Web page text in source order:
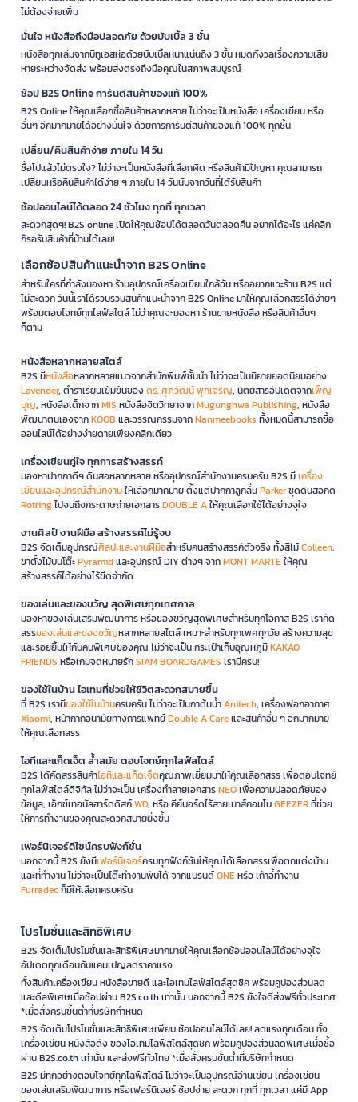
ไม่ต้องจ่ายเพิ่ม
มั่นใจ หนังสือถึงมือปลอดภัย ด้วยบับเบิ้ล 3 ชั้น
หนังสือทุกเล่มจากบีทูเอสห่อด้วยบับเบิ้ลหนาแน่นถึง 3 ชั้น หมดกังวลเรื่องความเสีย
หายระหว่างจัดส่ง พร้อมส่งตรงถึงมือคุณในสภาพสมบูรณ์
ช้อป B2S Online การันตีสินค้าของแท้ 100%
B2S Online ให้คุณเลือกซื้อสินค้าหลากหลาย ไม่ว่าจะเป็นหนังสือ เครื่องเขียน หรือ
อื่นๆ อีกมากมายได้อย่างมั่นใจ ด้วยการการันตีสินค้าของแท้ 100% ทุกชิ้น
เปลี่ยน/คืนสินค้าง่าย ภายใน 14 วัน
ซื้อไปแล้วไม่ตรงใจ? ไม่ว่าจะเป็นหนังสือที่เลือกผิด หรือสินค้ามีปัญหา คุณสามารถ
เปลี่ยนหรือคืนสินค้าได้ง่าย ๆ ภายใน 14 วันนับจากวันที่ได้รับสินค้า
ช้อปออนไลน์ได้ตลอด 24 ชั่วโมง ทุกที่ ทุกเวลา
สะดวกสุดๆ! B2S online เปิดให้คุณช้อปได้ตลอดวันตลอดคืน อยากได้อะไร แค่คลิก
ก็รอรับสินค้าที่บ้านได้เลย!
เลือกช้อปสินค้าแนะนำจาก B2S Online
สำหรับใครที่กำลังมองหา ร้านอุปกรณ์เครื่องเขียนใกล้ฉัน หรืออยากแวะร้าน B2S แต่
ไม่สะดวก วันนี้เราได้รวบรวมสินค้าแนะนำจาก B2S Online มาให้คุณเลือกสรรได้ง่ายๆ
พร้อมตอบโจทย์ทุกไลฟ์สไตล์ ไม่ว่าคุณจะมองหา ร้านขายหนังสือ หรือสินค้าอื่นๆ
ก็ตาม
หนังสือหลากหลายสไตล์
B2S มีหนังสือหลากหลายแนวจากสำนักพิมพ์ชั้นนำ ไม่ว่าจะเป็นนิยายยอดนิยมอย่าง
Lavender, ตำราเรียนเข้มข้นของดร. ศุภวัฒน์ พุกเจริญ, นิตยสารอัปเดตจากเพ็ญ
บุญ, หนังสือเด็กจากMIS หนังสือจิตวิทยาจากMugunghwa Publishing, หนังสือ
พัฒนาตนเองจากKOOB และวรรณกรรมจากNanmeebooks ทั้งหมดนี้สามารถซื้อ
ออนไลน์ได้อย่างง่ายดายเพียงคลิกเดียว
เครื่องเขียนคู่ใจ ทุกการสร้างสรรค์
มองหาปากกาดีๆ ดินสอหลากหลาย หรืออุปกรณ์สำนักงานครบครัน B2S มีเครื่อง
เขียนและอุปกรณ์สำนักงานให้เลือกมากมาย ตั้งแต่ปากกาลูกลื่นParkerชุดดินสอกด
Rotringไปจนถึงกระดาษถ่ายเอกสารDOUBLE Aให้คุณเลือกใช้ได้อย่างจุใจ
งานศิลป์ งานฝีมือ สร้างสรรค์ไม่รู้จบ
B2S จัดเต็มอุปกรณ์ศิลปะและงานฝีมือสำหรับคนสร้างสรรค์ตัวจริง ทั้งสีไม้Colleen,
ขาตั้งไม้บนโต๊ะPyramidและอุปกรณ์ DIY ต่างๆ จากMONT MARTEให้คุณ
สร้างสรรค์ได้อย่างไร้ขีดจำกัด
ของเล่นและของขวัญ สุดพิเศษทุกเทศกาล
มองหาของเล่นเสริมพัฒนาการ หรือของขวัญสุดพิเศษสำหรับทุกโอกาส B2S เราคัด
สรรของเล่นและของขวัญหลากหลายสไตล์ เหมาะสำหรับทุกเพศทุกวัย สร้างความสุข
และรอยยิ้มให้กับคนพิเศษของคุณ ไม่ว่าจะเป็น กระเป๋าเก็บอุณหภูมิKAKAO
FRIENDS หรือเกมจดหมายรักSIAM BOARDGAMES เรามีครบ!
ของใช้ในบ้าน ไอเทมที่ช่วยให้ชีวิตสะดวกสบายขึ้น
ที่ B2S เรามีของใช้ในบ้านครบครัน ไม่ว่าจะเป็นกาต้มน้ำAnitech, เครื่องฟอกอากาศ
Xiaomi, หน้ากากอนามัยทางการแพทย์Double A Careและสินค้าอื่น ๆ อีกมากมาย
ให้คุณเลือกสรร
ไอทีและแก็ดเจ็ต ล้ำสมัย ตอบโจทย์ทุกไลฟ์สไตล์
B2S ได้คัดสรรสินค้าไอทีและแก็ดเจ็ตคุณภาพเยี่ยมมาให้คุณเลือกสรร เพื่อตอบโจทย์
ทุกไลฟ์สไตล์ดิจิทัล ไม่ว่าจะเป็น เครื่องทำลายเอกสารNEOเพื่อความปลอดภัยของ
ข้อมูล, เอ็กซ์เทอนัลฮาร์ดดิสก์WD, หรือ คีย์บอร์ดไร้สายเมาส์คอมโบGEEZERที่ช่วย
ให้การทำงานของคุณสะดวกสบายยิ่งขึ้น
เฟอร์นิเจอร์ดีไซน์ครบฟังก์ชั่น
นอกจากนี้ B2S ยังมีเฟอร์นิเจอร์ครบทุกฟังก์ชันให้คุณได้เลือกสรรเพื่อตกแต่งบ้าน
และที่ทำงาน ไม่ว่าจะเป็นโต๊ะทำงานพับได้ จากแบรนด์ONEหรือ เก้าอี้ทำงาน
Furradecก็มีให้เลือกครบครัน
โปรโมชั่นและสิทธิพิเศษ
B2S จัดเต็มโปรโมชั่นและสิทธิพิเศษมากมายให้คุณเลือกช้อปออนไลน์ได้อย่างจุใจ
อัปเดตทุกเดือนกับแคมเปญลดราคาแรง
ทั้งสินค้าเครื่องเขียน หนังสือขายดี และไอเทมไลฟ์สไตล์สุดชิค พร้อมคูปองส่วนลด
และดีลพิเศษเมื่อช้อปผ่าน B2S.co.th เท่านั้น นอกจากนี้ B2S ยังใจดีส่งฟรีทั่วประเทศ
*เมื่อสั่งครบขั้นต่ำที่บริษัทกำหนด
B2S จัดเต็มโปรโมชั่นและสิทธิพิเศษเพียบ ช้อปออนไลน์ได้เลย! ลดแรงทุกเดือน ทั้ง
เครื่องเขียน หนังสือดัง ของไอเทมไลฟ์สไตล์สุดชิค พร้อมคูปองส่วนลดพิเศษเมื่อซื้อ
ผ่าน B2S.co.th เท่านั้น และส่งฟรีทั่วไทย *เมื่อสั่งครบขั้นต่ำที่บริษัทกำหนด
B2S มีทุกอย่างตอบโจทย์ทุกไลฟ์สไตล์ ไม่ว่าจะเป็นอุปกรณ์อ่านเขียน เครื่องเขียน
ของเล่นเสริมพัฒนาการ หรือเฟอร์นิเจอร์ ช้อปง่าย สะดวก ทุกที่ ทุกเวลา แค่มี App